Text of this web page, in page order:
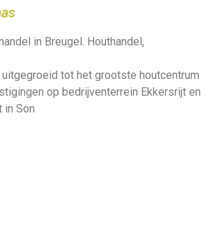
in Breugel. Houthandel,
tot het grootste houtcentrum
op bedrijventerrein Ekkersrijt en
in Son